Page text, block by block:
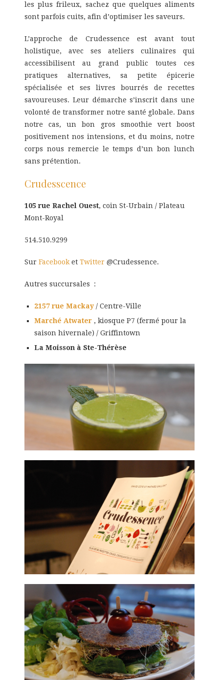
les plus frileux, sachez que quelques aliments
sont parfois cuits, afin d’optimiser les saveurs.
L’approche de Crudessence est avant tout
holistique, avec ses ateliers culinaires qui
accessibilisent au grand public toutes ces
pratiques alternatives, sa petite épicerie
spécialisée et ses livres bourrés de recettes
savoureuses. Leur démarche s’inscrit dans une
volonté de transformer notre santé globale. Dans
notre cas, un bon gros smoothie vert boost
positivement nos intensions, et du moins, notre
corps nous remercie le temps d’un bon lunch
sans prétention.
Crudesscence
105 rue Rachel Ouest, coin St-Urbain / Plateau
Mont-Royal
514.510.9299
Sur Facebooket Twitter @Crudessence.
Autres succursales :
2157 rue Mackay / Centre-Ville
Marché Atwater , kiosque P7 (fermé pour la
saison hivernale) / Griffintown
La Moisson à Ste-Thérèse